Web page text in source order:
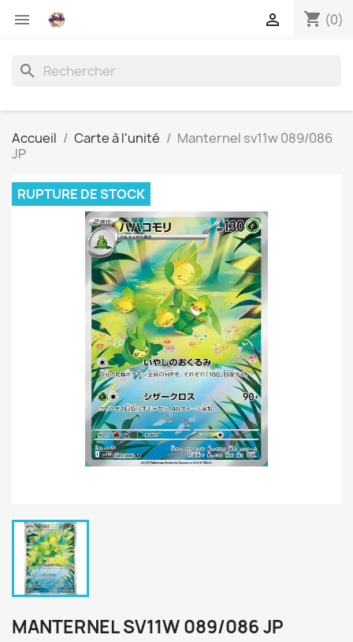
 shopping_cart (0)

search
Accueil Carte à l'unité
Manternel sv11w 089/086
JP
RUPTURE DE STOCK
MANTERNEL SV11W 089/086 JP